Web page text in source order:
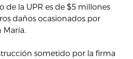
de la UPR es de $5 millones
daños ocasionados por
sometido por la firma